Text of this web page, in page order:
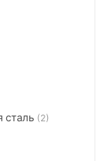
(2)